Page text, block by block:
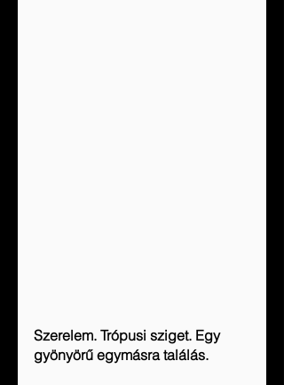
Szerelem. Trópusi sziget. Egy
gyönyörű egymásra találás.